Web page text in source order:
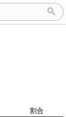
割合